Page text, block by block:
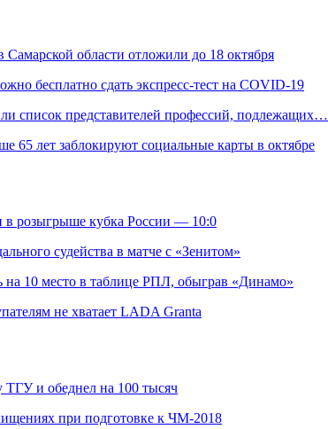
области отложили до 18 октября
бесплатно сдать экспресс-тест на COVID-19
список представителей профессий, подлежащих…
65 лет заблокируют социальные карты в октябре
в розыгрыше кубка России — 10:0
судейства в матче с «Зенитом»
на 10 место в таблице РПЛ, обыграв «Динамо»
не хватает LADA Granta
ТГУ и обеднел на 100 тысяч
при подготовке к ЧМ-2018